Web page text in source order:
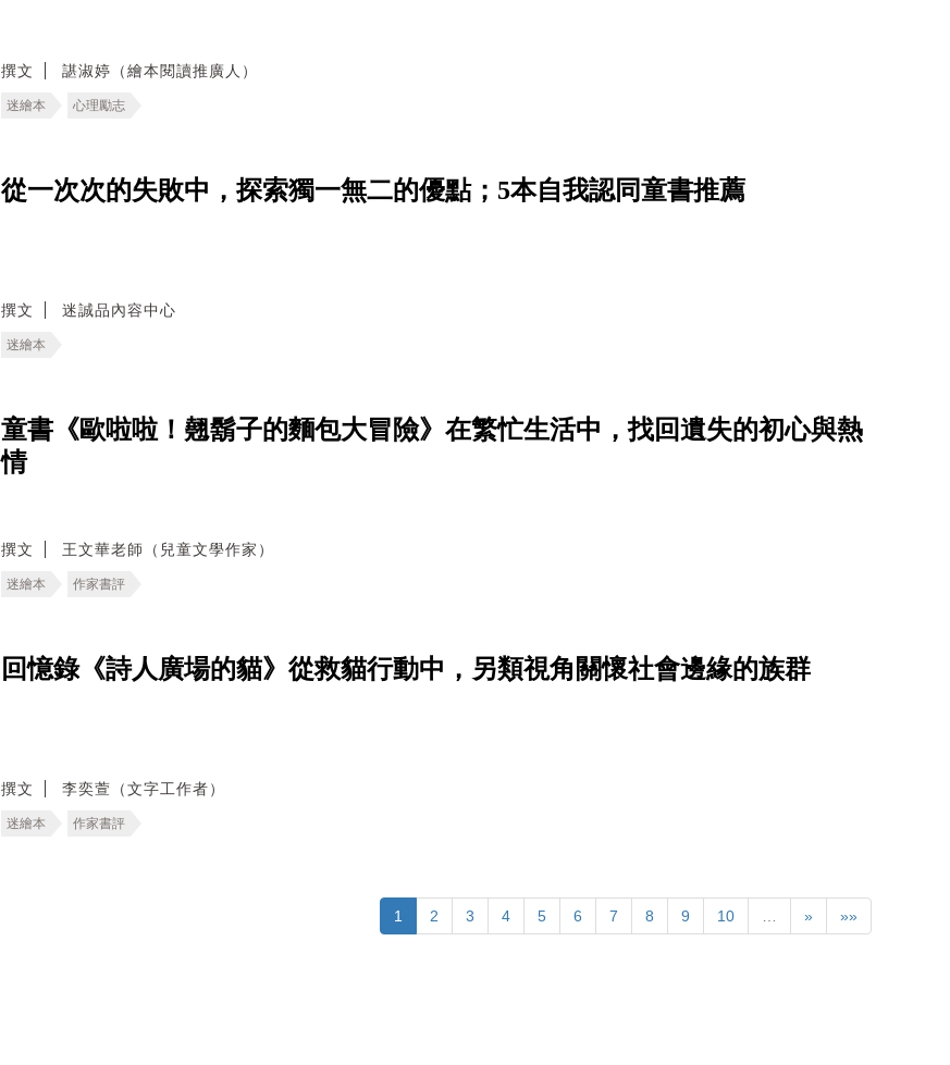
撰文 諶淑婷（繪本閱讀推廣人）
迷繪本 心理勵志
從一次次的失敗中，探索獨一無二的優點；5本自我認同童書推薦
撰文 迷誠品內容中心
迷繪本
童書《歐啦啦！翹鬍子的麵包大冒險》在繁忙生活中，找回遺失的初心與熱
情
撰文 王文華老師（兒童文學作家）
迷繪本 作家書評
回憶錄《詩人廣場的貓》從救貓行動中，另類視角關懷社會邊緣的族群
撰文 李奕萱（文字工作者）
迷繪本 作家書評
1 2 3 4 5 6 7 8 9 10 … » »»